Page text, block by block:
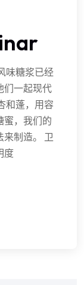
味糖浆已经
们一起现代
和蓬，用容
蜜，我们的
制造。 卫
度